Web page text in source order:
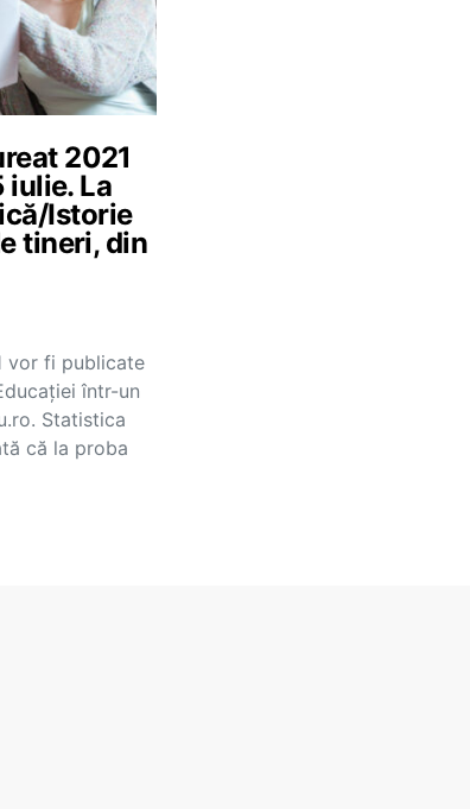
2021
iulie. La
Istorie
tineri, din
vor fi publicate
într-un
Statistica
că la proba